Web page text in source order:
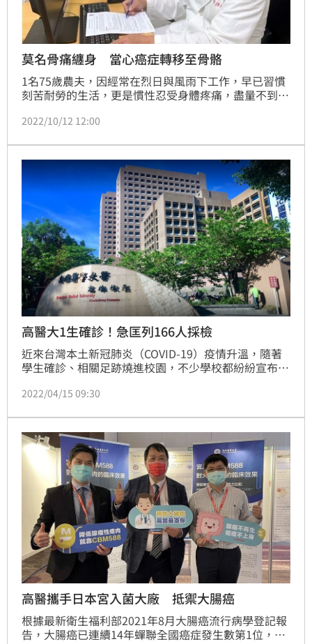
莫名骨痛纏身 當心癌症轉移至骨骼
1名75歲農夫，因經常在烈日與風雨下工作，早已習慣
刻苦耐勞的生活，更是慣性忍受身體疼痛，盡量不到醫
豈疼痛感不斷加劇，甚至導致老翁吃不下、睡不著，最
就醫檢查，才意外確診晚期攝護腺癌且已發生骨轉移。
所幸，在攝護腺癌與骨轉移的雙重治療下，不僅攝護腺
癌病程獲得控制，骨骼疼痛的症狀也透過癌症骨轉移治
療藥物大大緩解
2022/10/12 12:00
高醫大1生確診！急匡列166人採檢
近來台灣本土新冠肺炎（COVID-19）疫情升溫，隨著
學生確診、相關足跡燒進校園，不少學校都紛紛宣布停
大學13日傳出校內有一名學生確診，該生已依防疫規定
者166人採檢，目前報告全數陰性。
2022/04/15 09:30
高醫攜手日本宮入菌大廠 抵禦大腸癌
根據最新衛生福利部2021年8月大腸癌流行病學登記報
告，大腸癌已連續14年蟬聯全國癌症發生數第1位，每